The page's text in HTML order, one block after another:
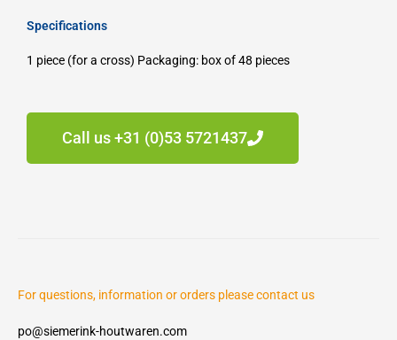
Specifications
1 piece (for a cross) Packaging: box of 48 pieces
Call us +31 (0)53 5721437
For questions, information or orders please contact us
po@siemerink-houtwaren.com